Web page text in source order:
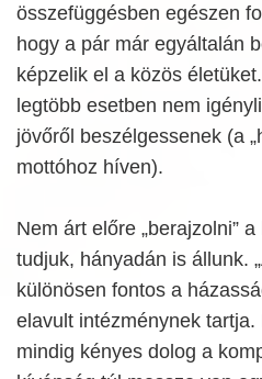
összefüggésben egészen
hogy a pár már egyáltalán
képzelik el a közös
legtöbb esetben nem
jövőről beszélgessenek (a
mottóhoz híven).
Nem árt előre „berajzolni”
tudjuk, hányadán is állunk.
különösen fontos a
elavult intézménynek
mindig kényes dolog a